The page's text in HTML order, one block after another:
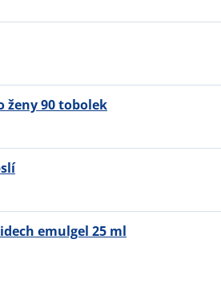
ženy 90 tobolek
emulgel 25 ml